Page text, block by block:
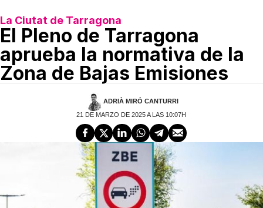
La Ciutat de Tarragona
El Pleno de Tarragona
aprueba la normativa de la
Zona de Bajas Emisiones
ADRIÀ MIRÓ CANTURRI
21 DE MARZO DE 2025 A LAS 10:07H